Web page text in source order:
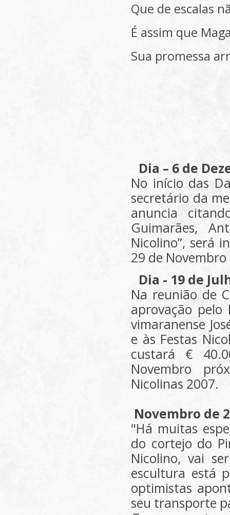
Que de escalas
É assim que
Sua promessa
Dia – 6 de
No início das
secretário da
anuncia
Guimarães,
Nicolino”, será
29 de
Dia - 19 de
Na reunião de
aprovação
vimaranense
e às Festas
custará €
Novembro
Nicolinas 2007.
Novembro de
"Há muitas
do cortejo do
Nicolino, vai
escultura está
optimistas
seu transporte